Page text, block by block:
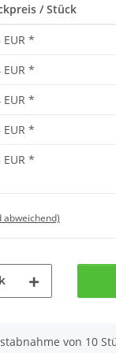
/ Stück
EUR *
EUR *
EUR *
EUR *
EUR *
abweichend)
von 10